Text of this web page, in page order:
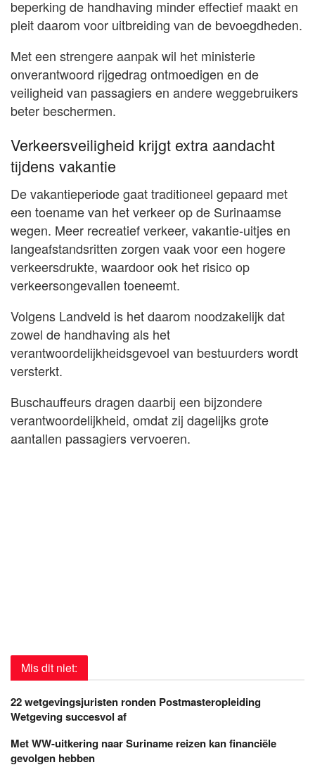
beperking de handhaving minder effectief maakt en
pleit daarom voor uitbreiding van de bevoegdheden.
Met een strengere aanpak wil het ministerie
onverantwoord rijgedrag ontmoedigen en de
veiligheid van passagiers en andere weggebruikers
beter beschermen.
Verkeersveiligheid krijgt extra aandacht
tijdens vakantie
De vakantieperiode gaat traditioneel gepaard met
een toename van het verkeer op de Surinaamse
wegen. Meer recreatief verkeer, vakantie-uitjes en
langeafstandsritten zorgen vaak voor een hogere
verkeersdrukte, waardoor ook het risico op
verkeersongevallen toeneemt.
Volgens Landveld is het daarom noodzakelijk dat
zowel de handhaving als het
verantwoordelijkheidsgevoel van bestuurders wordt
versterkt.
Buschauffeurs dragen daarbij een bijzondere
verantwoordelijkheid, omdat zij dagelijks grote
aantallen passagiers vervoeren.
Mis dit niet:
22 wetgevingsjuristen ronden Postmasteropleiding
Wetgeving succesvol af
Met WW-uitkering naar Suriname reizen kan financiële
gevolgen hebben